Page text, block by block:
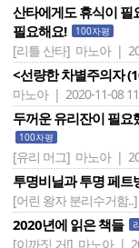
산타에게도 휴식이 필
필요해요!
100자평
[리틀 산타] 마노아 |
<선량한 차별주의자
마노아 | 2020-11-08
두꺼운 유리잔이 필요
100자평
[유리 머그] 마노아 |
투명비닐과 투명 페트
[어린 왕자 분리수거함..]
2020년에 읽은 책들
[이까짓 거!] 마노아 |